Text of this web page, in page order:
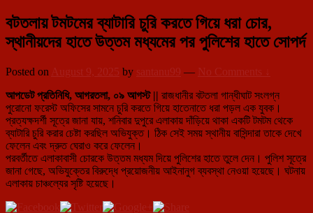
বটতলায় টমটমের ব্যাটারি চুরি করতে গিয়ে ধরা চোর,
স্থানীয়দের হাতে উত্তম মধ্যমের পর পুলিশের হাতে সোপর্দ
Posted on August 9, 2025 by santanu99 — No Comments ↓
আপডেট প্রতিনিধি, আগরতলা, ০৯ আগস্ট || রাজধানীর বটতলা গান্ধীঘাট সংলগ্ন
পুরোনো ফরেস্ট অফিসের সামনে চুরি করতে গিয়ে হাতেনাতে ধরা পড়ল এক যুবক।
প্রত্যক্ষদর্শী সূত্রে জানা যায়, শনিবার দুপুরে এলাকায় দাঁড়িয়ে থাকা একটি টমটম থেকে
ব্যাটারি চুরি করার চেষ্টা করছিল অভিযুক্ত। ঠিক সেই সময় স্থানীয় বাসিন্দারা তাকে দেখে
ফেলেন এবং দ্রুত ঘেরাও করে ফেলেন।
পরবর্তীতে এলাকাবাসী চোরকে উত্তম মধ্যম দিয়ে পুলিশের হাতে তুলে দেন। পুলিশ সূত্রে
জানা গেছে, অভিযুক্তের বিরুদ্ধে প্রয়োজনীয় আইনানুগ ব্যবস্থা নেওয়া হয়েছে। ঘটনায়
এলাকায় চাঞ্চল্যের সৃষ্টি হয়েছে।